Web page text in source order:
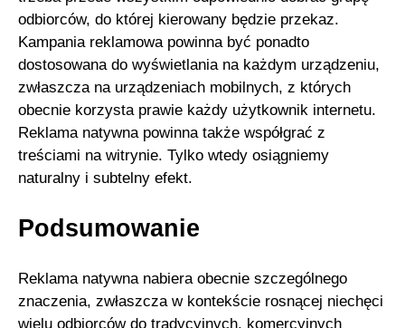
odbiorców, do której kierowany będzie przekaz.
Kampania reklamowa powinna być ponadto
dostosowana do wyświetlania na każdym urządzeniu,
zwłaszcza na urządzeniach mobilnych, z których
obecnie korzysta prawie każdy użytkownik internetu.
Reklama natywna powinna także współgrać z
treściami na witrynie. Tylko wtedy osiągniemy
naturalny i subtelny efekt.
Podsumowanie
Reklama natywna nabiera obecnie szczególnego
znaczenia, zwłaszcza w kontekście rosnącej niechęci
wielu odbiorców do tradycyjnych, komercyjnych